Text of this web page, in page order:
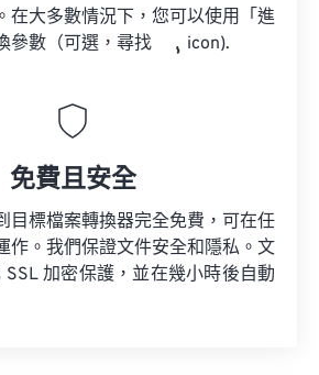
在大多數情況下，您可以使用「進
參數（可選，尋找
icon).
免費且安全
目標檔案轉換器完全免費，可在任
作。我們保證文件安全和隱私。文
加密保護，並在幾小時後自動